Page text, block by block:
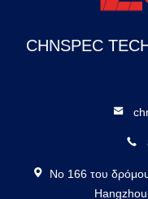
CHNSPEC
Νο 166 του